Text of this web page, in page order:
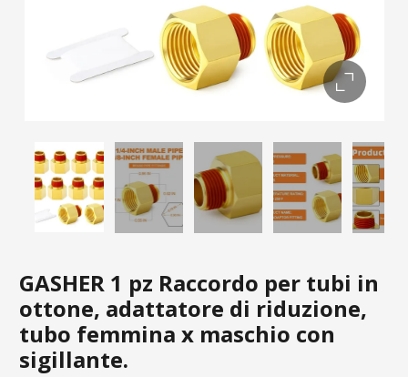
GASHER 1 pz Raccordo per tubi in
ottone, adattatore di riduzione,
tubo femmina x maschio con
sigillante.